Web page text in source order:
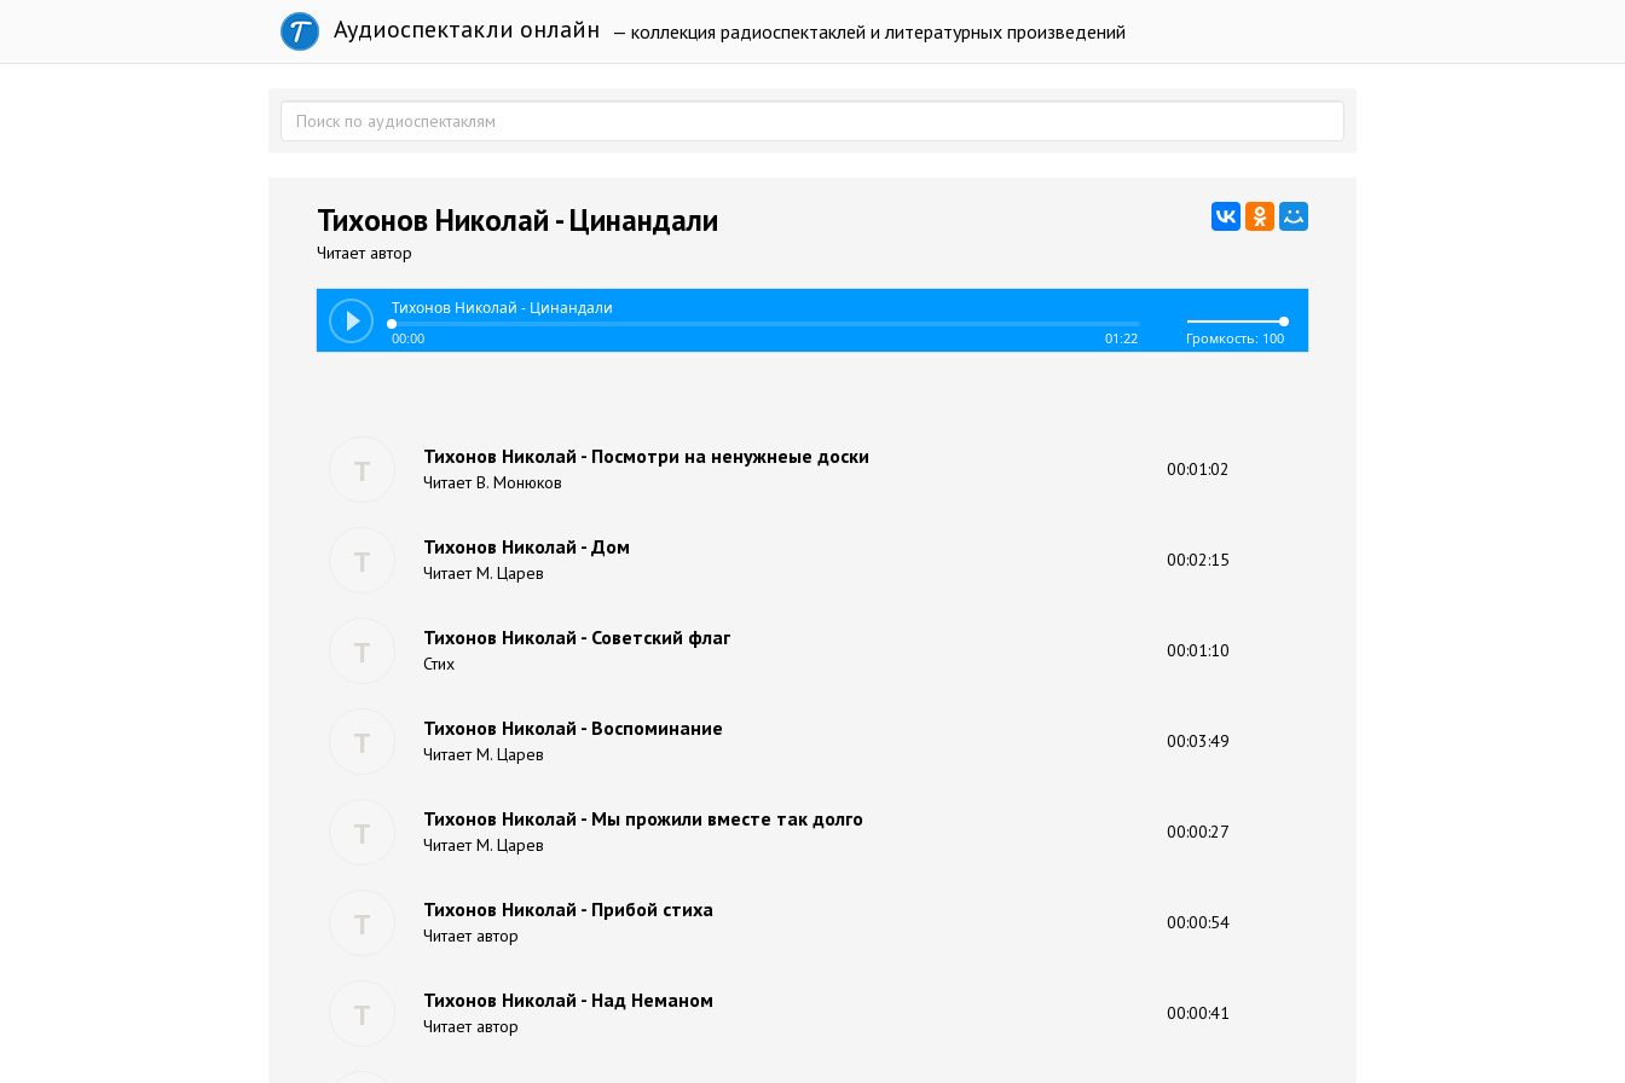
Аудиоспектакли онлайн — коллекция радиоспектаклей и литературных произведений
Тихонов Николай - Цинандали
Читает автор
Тихонов Николай - Цинандали
00:00 01:22 Громкость: 100
Т Тихонов Николай - Посмотри на ненужнеые доски
Читает В. Монюков
00:01:02
Т Тихонов Николай - Дом
Читает М. Царев
00:02:15
Т Тихонов Николай - Советский флаг
Стих
00:01:10
Т Тихонов Николай - Воспоминание
Читает М. Царев
00:03:49
Т Тихонов Николай - Мы прожили вместе так долго
Читает М. Царев
00:00:27
Т Тихонов Николай - Прибой стиха
Читает автор
00:00:54
Т Тихонов Николай - Над Неманом
Читает автор
00:00:41